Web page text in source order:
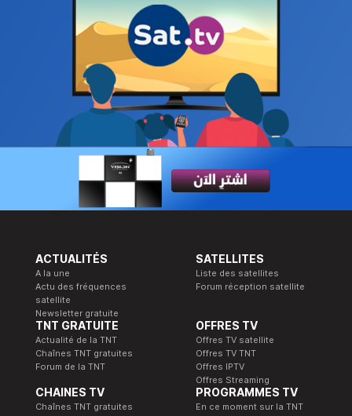
ACTUALITÉS
A la une
Actu des fréquences
satellite
Newsletter gratuite
SATELLITES
Liste des satellites
Forum réception satellite
TNT GRATUITE
Actualité de la TNT
Chaînes TNT gratuites
Forum de la TNT
OFFRES TV
Offres TV satellite
Offres TV TNT
Offres IPTV
Offres Streaming
CHAINES TV
Chaînes TNT gratuites
PROGRAMMES TV
En ce moment sur la TNT